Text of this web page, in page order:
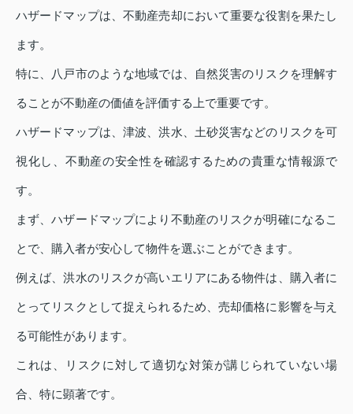
ハザードマップは、不動産売却において重要な役割を果たし
ます。
特に、八戸市のような地域では、自然災害のリスクを理解す
ることが不動産の価値を評価する上で重要です。
ハザードマップは、津波、洪水、土砂災害などのリスクを可
視化し、不動産の安全性を確認するための貴重な情報源で
す。
まず、ハザードマップにより不動産のリスクが明確になるこ
とで、購入者が安心して物件を選ぶことができます。
例えば、洪水のリスクが高いエリアにある物件は、購入者に
とってリスクとして捉えられるため、売却価格に影響を与え
る可能性があります。
これは、リスクに対して適切な対策が講じられていない場
合、特に顕著です。